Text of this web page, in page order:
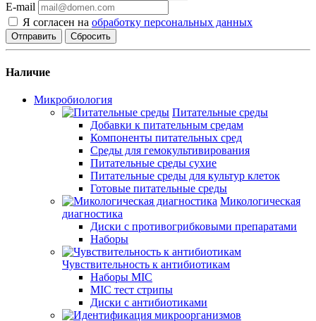
E-mail
Я согласен на обработку персональных данных
Сбросить
Наличие
Микробиология
Питательные среды
Добавки к питательным средам
Компоненты питательных сред
Среды для гемокультивирования
Питательные среды сухие
Питательные среды для культур клеток
Готовые питательные среды
Микологическая
диагностика
Диски с противогрибковыми препаратами
Наборы
Чувствительность к антибиотикам
Наборы MIC
MIC тест стрипы
Диски с антибиотиками